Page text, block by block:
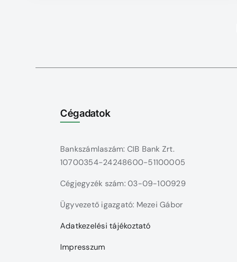
Cégadatok
Bankszámlaszám: CIB Bank Zrt.
10700354-24248600-51100005
Cégjegyzék szám: 03-09-100929
Ügyvezető igazgató: Mezei Gábor
Adatkezelési tájékoztató
Impresszum